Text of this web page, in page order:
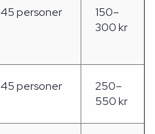
45 personer
150–
300 kr
45 personer
250–
550 kr